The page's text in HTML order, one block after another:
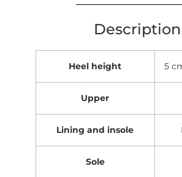
Description
Heel height 5
Upper
Lining and insole
Sole